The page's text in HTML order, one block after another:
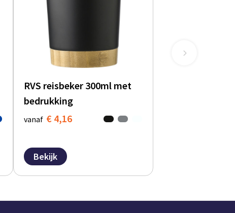
RVS reisbeker 300ml met
bedrukking
vanaf € 4,16
Bekijk